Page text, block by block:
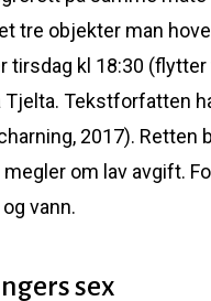
tre objekter man
tirsdag kl 18:30
Tjelta. Tekstforfatten
2017).
om lav avgift.
vann.
sex